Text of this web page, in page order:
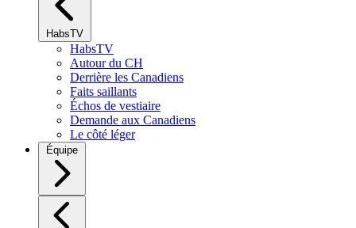
HabsTV
HabsTV
Autour du CH
Derrière les Canadiens
Faits saillants
Échos de vestiaire
Demande aux Canadiens
Le côté léger
Équipe